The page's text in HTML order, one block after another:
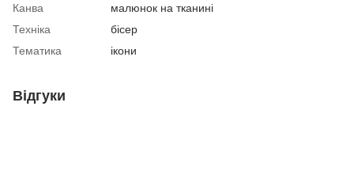
Канва
малюнок на тканині
Техніка
бісер
Тематика
ікони
Відгуки